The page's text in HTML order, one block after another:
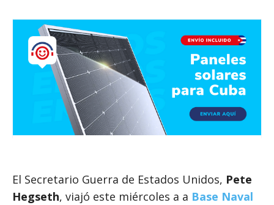
El Secretario Guerra de Estados Unidos, Pete
Hegseth, viajó este miércoles a a Base Naval